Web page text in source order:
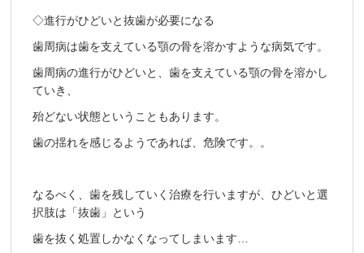
◇進行がひどいと抜歯が必要になる
歯周病は歯を支えている顎の骨を溶かすような病気です。
歯周病の進行がひどいと、歯を支えている顎の骨を溶かし
ていき、
殆どない状態ということもあります。
歯の揺れを感じるようであれば、危険です。。
なるべく、歯を残していく治療を行いますが、ひどいと選
択肢は「抜歯」という
歯を抜く処置しかなくなってしまいます…